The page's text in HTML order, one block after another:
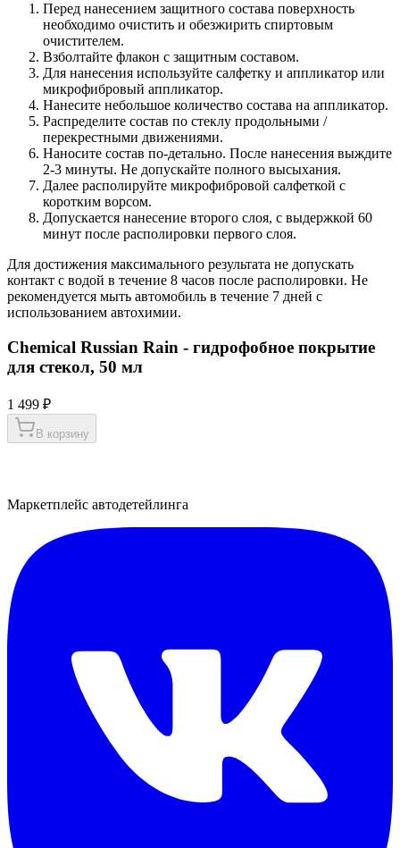
Перед нанесением защитного состава поверхность
необходимо очистить и обезжирить спиртовым
очистителем.
Взболтайте флакон с защитным составом.
Для нанесения используйте салфетку и аппликатор или
микрофибровый аппликатор.
Нанесите небольшое количество состава на аппликатор.
Распределите состав по стеклу продольными /
перекрестными движениями.
Наносите состав по-детально. После нанесения выждите
2-3 минуты. Не допускайте полного высыхания.
Далее располируйте микрофибровой салфеткой с
коротким ворсом.
Допускается нанесение второго слоя, с выдержкой 60
минут после располировки первого слоя.
Для достижения максимального результата не допускать
контакт с водой в течение 8 часов после располировки. Не
рекомендуется мыть автомобиль в течение 7 дней с
использованием автохимии.
Chemical Russian Rain - гидрофобное покрытие
для стекол, 50 мл
1 499 ₽
В корзину
Маркетплейс автодетейлинга